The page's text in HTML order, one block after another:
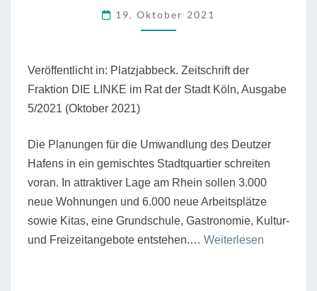
DEN
DEUTZER
19. Oktober 2021
Veröffentlicht in: Platzjabbeck. Zeitschrift der
Fraktion DIE LINKE im Rat der Stadt Köln, Ausgabe
5/2021 (Oktober 2021)
Die Planungen für die Umwandlung des Deutzer
Hafens in ein gemischtes Stadtquartier schreiten
voran. In attraktiver Lage am Rhein sollen 3.000
neue Wohnungen und 6.000 neue Arbeitsplätze
sowie Kitas, eine Grundschule, Gastronomie, Kultur-
und Freizeitangebote entstehen.… Weiterlesen